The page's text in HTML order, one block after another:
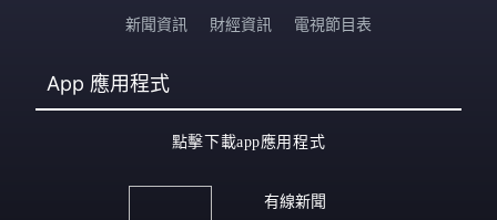
新聞資訊 財經資訊 電視節目表
App 應用程式
點擊下載app應用程式
有線新聞